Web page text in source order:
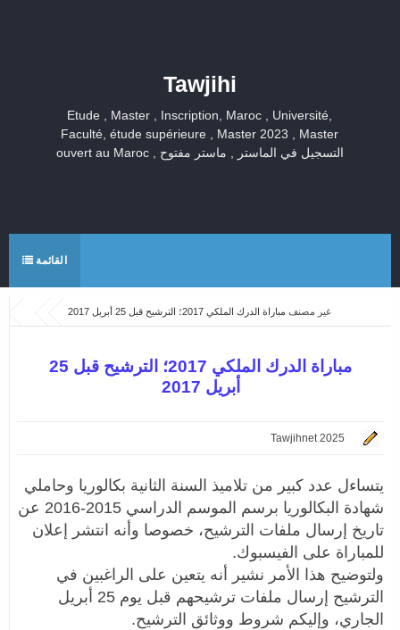
Tawjihi
Etude , Master , Inscription, Maroc , Université,
Faculté, étude supérieure , Master 2023 , Master
ouvert au Maroc , التسجيل في الماستر , ماستر مفتوح
القائمة
غير مصنف مباراة الدرك الملكي 2017؛ الترشيح قبل 25 أبريل 2017
مباراة الدرك الملكي 2017؛ الترشيح قبل 25
أبريل 2017
Tawjihnet 2025
يتساءل عدد كبير من تلاميذ السنة الثانية بكالوريا وحاملي
شهادة البكالوريا برسم الموسم الدراسي 2015-2016 عن
تاريخ إرسال ملفات الترشيح، خصوصا وأنه انتشر إعلان
للمباراة على الفيسبوك.
ولتوضيح هذا الأمر نشير أنه يتعين على الراغبين في
الترشيح إرسال ملفات ترشيحهم قبل يوم 25 أبريل
الجاري، وإليكم شروط ووثائق الترشيح.